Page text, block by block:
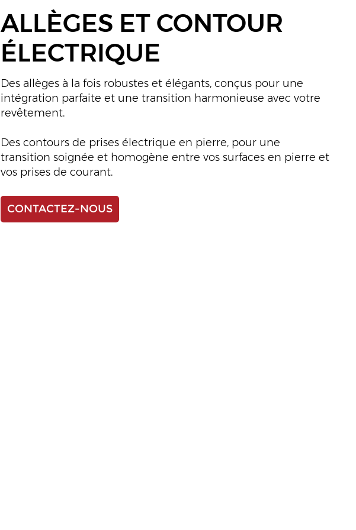
ALLÈGES ET CONTOUR
ÉLECTRIQUE
Des allèges à la fois robustes et élégants, conçus pour une
intégration parfaite et une transition harmonieuse avec votre
revêtement.
Des contours de prises électrique en pierre, pour une
transition soignée et homogène entre vos surfaces en pierre et
vos prises de courant.
CONTACTEZ-NOUS